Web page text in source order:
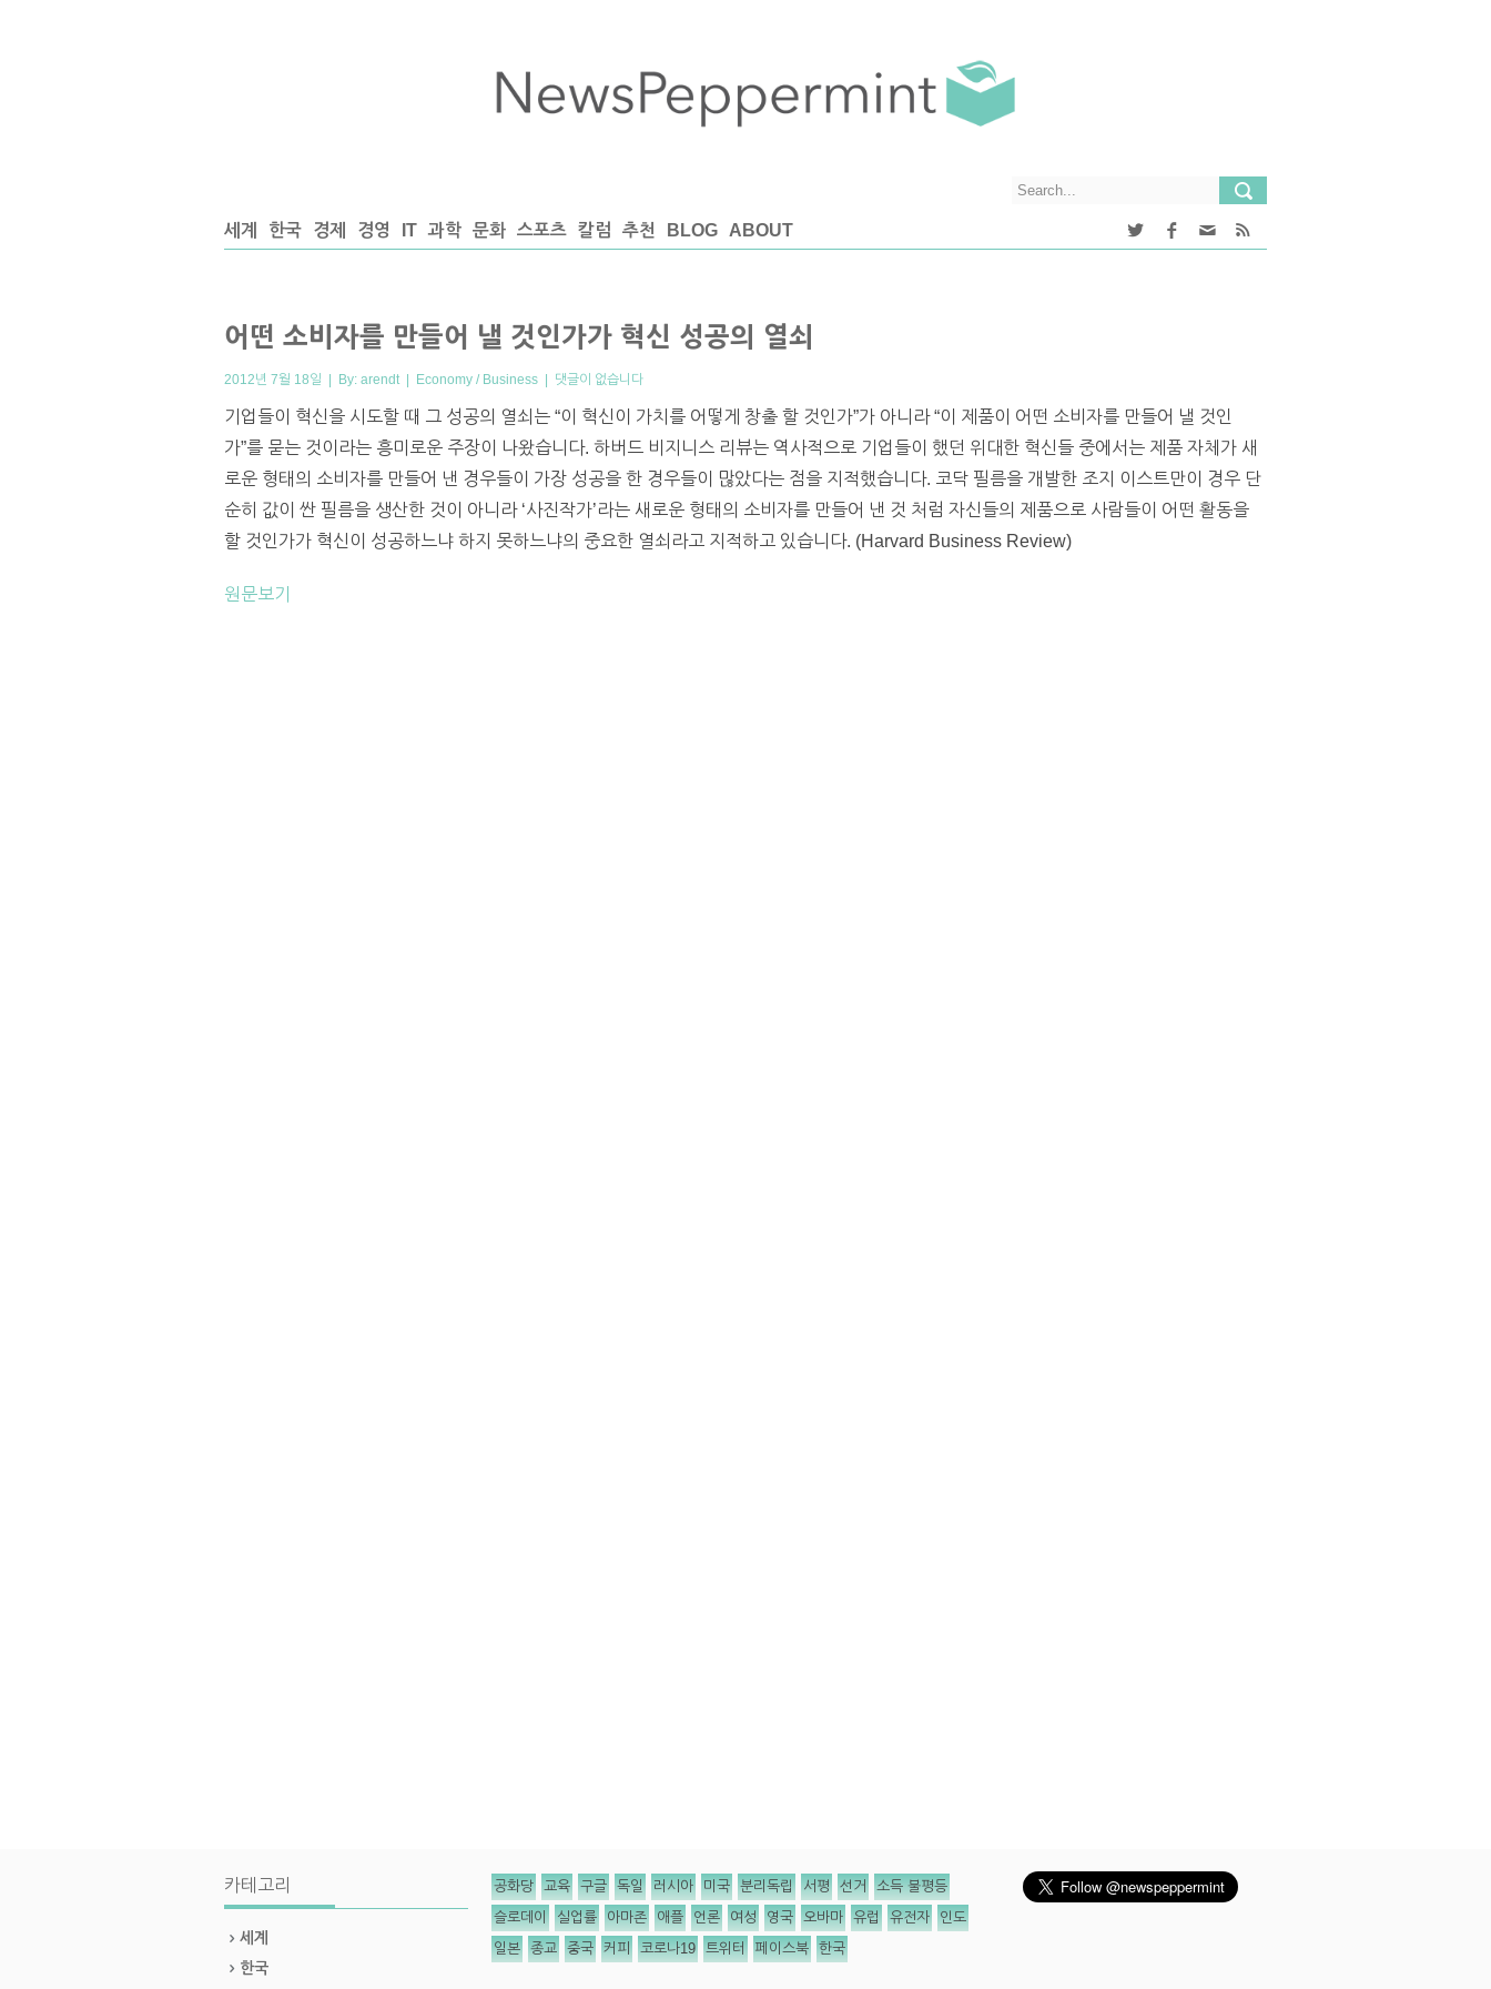
세계 한국 경제 경영 IT 과학 문화 스포츠 칼럼 추천 BLOG ABOUT
어떤 소비자를 만들어 낼 것인가가 혁신 성공의 열쇠
2012년 7월 18일 | By: arendt| Economy / Business | 댓글이 없습니다
기업들이 혁신을 시도할 때 그 성공의 열쇠는 “이 혁신이 가치를 어떻게 창출 할 것인가”가 아니라 “이 제품이 어떤 소비자를 만들어 낼 것인
가”를 묻는 것이라는 흥미로운 주장이 나왔습니다. 하버드 비지니스 리뷰는 역사적으로 기업들이 했던 위대한 혁신들 중에서는 제품 자체가 새
로운 형태의 소비자를 만들어 낸 경우들이 가장 성공을 한 경우들이 많았다는 점을 지적했습니다. 코닥 필름을 개발한 조지 이스트만이 경우 단
순히 값이 싼 필름을 생산한 것이 아니라 ‘사진작가’라는 새로운 형태의 소비자를 만들어 낸 것 처럼 자신들의 제품으로 사람들이 어떤 활동을
할 것인가가 혁신이 성공하느냐 하지 못하느냐의 중요한 열쇠라고 지적하고 있습니다. (Harvard Business Review)
원문보기
카테고리
세계
한국
공화당 교육 구글 독일 러시아 미국 분리독립 서평 선거 소득 불평등
슬로데이 실업률 아마존 애플 언론 여성 영국 오바마 유럽 유전자 인도
일본 종교 중국 커피 코로나19 트위터 페이스북 한국